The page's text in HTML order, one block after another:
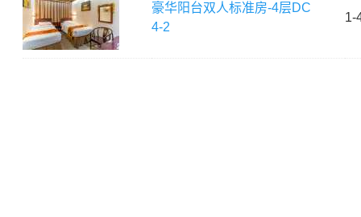
豪华阳台双人标准房-4层DC
4-2
1-